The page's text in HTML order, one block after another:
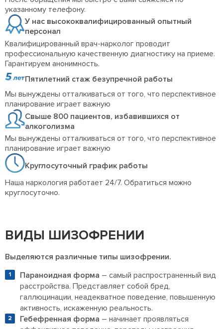
указанному телефону.
У нас высококвалифицированный опытный
персонал
Квалифицированный врач-нарколог проводит
профессиональную качественную диагностику на приеме.
Гарантируем анонимность.
Пятилетний стаж безупречной работы
Мы вынуждены отталкиваться от того, что перспективное
планирование играет важную
Свыше 800 пациентов, избавившихся от
алкоголизма
Мы вынуждены отталкиваться от того, что перспективное
планирование играет важную
Круглосуточный график работы
Наша наркология работает 24/7. Обратиться можно
круглосуточно.
ВИДЫ ШИЗОФРЕНИИ
Выделяются различные типы шизофрении.
Параноидная форма – самый распространенный вид
расстройства. Представляет собой бред,
галлюцинации, неадекватное поведение, повышенную
активность, искаженную реальность.
Гебефренная форма – начинает проявляться